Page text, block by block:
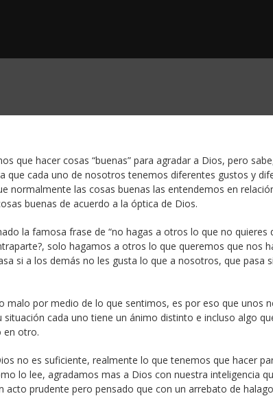
que hacer cosas “buenas” para agradar a Dios, pero
que cada uno de nosotros tenemos diferentes gustos y
normalmente las cosas buenas las entendemos en
buenas de acuerdo a la óptica de Dios.
la famosa frase de “no hagas a otros lo que no quieres
solo hagamos a otros lo que queremos que nos
si a los demás no les gusta lo que a nosotros, que pasa
malo por medio de lo que sentimos, es por eso que unos
cada uno tiene un ánimo distinto e incluso algo
en otro.
no es suficiente, realmente lo que tenemos que hacer
lo lee, agradamos mas a Dios con nuestra inteligencia
prudente pero pensado que con un arrebato de